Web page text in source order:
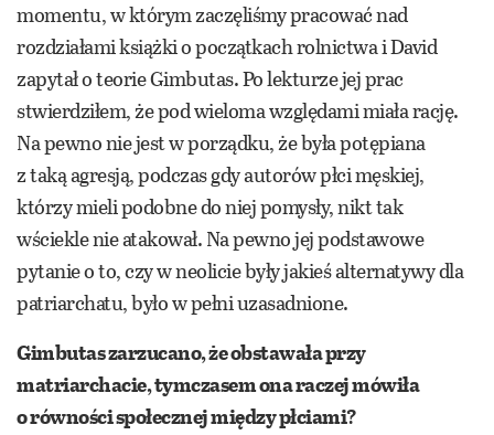
momentu, w którym zaczęliśmy pracować nad
rozdziałami książki o początkach rolnictwa i David
zapytał o teorie Gimbutas. Po lekturze jej prac
stwierdziłem, że pod wieloma względami miała rację.
Na pewno nie jest w porządku, że była potępiana
z taką agresją, podczas gdy autorów płci męskiej,
którzy mieli podobne do niej pomysły, nikt tak
wściekle nie atakował. Na pewno jej podstawowe
pytanie o to, czy w neolicie były jakieś alternatywy dla
patriarchatu, było w pełni uzasadnione.
Gimbutas zarzucano, że obstawała przy
matriarchacie, tymczasem ona raczej mówiła
o równości społecznej między płciami?